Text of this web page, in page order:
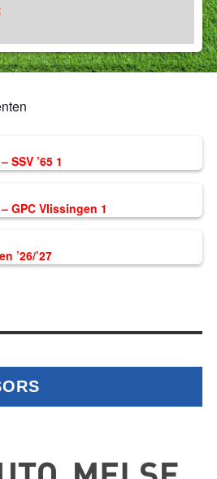
SSV ’65 1
GPC Vlissingen 1
’26/’27